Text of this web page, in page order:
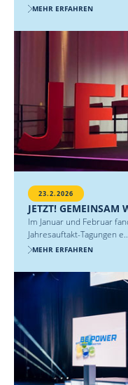
MEHR ERFAHREN
23.2.2026
JETZT! GEMEINSAM
Im Januar und Februar
Jahresauftakt-Tagungen
MEHR ERFAHREN